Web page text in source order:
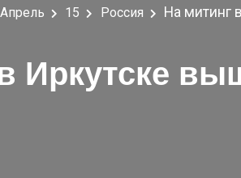
Апрель 15 Россия На митинг
Иркутске